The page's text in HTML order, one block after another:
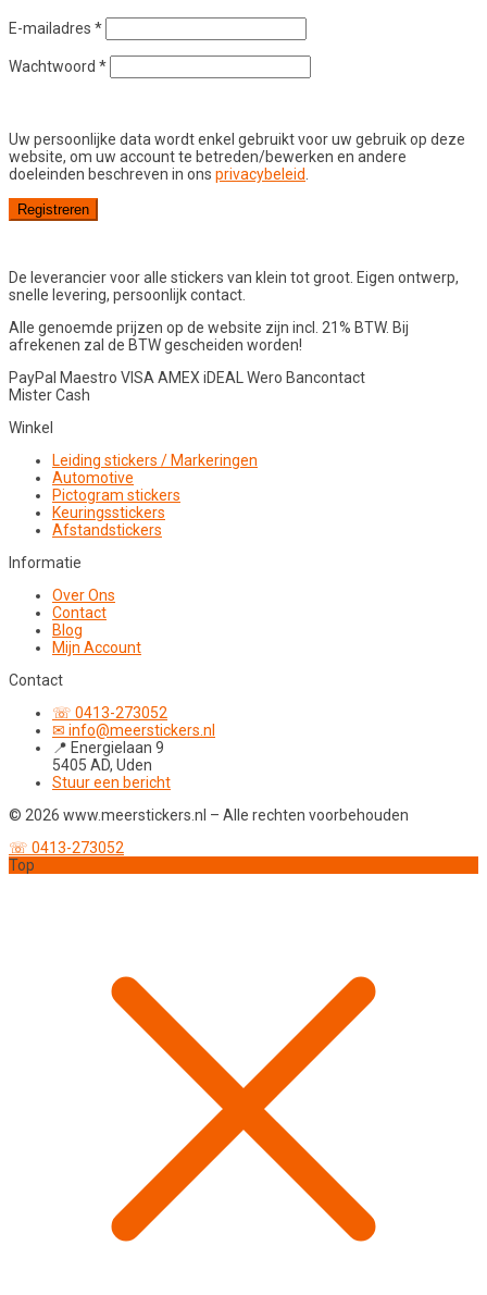
E-mailadres *Vereist
Wachtwoord *Vereist
Uw persoonlijke data wordt enkel gebruikt voor uw gebruik op deze
website, om uw account te betreden/bewerken en andere
doeleinden beschreven in ons privacybeleid
Registreren
De leverancier voor alle stickers van klein tot groot. Eigen ontwerp,
snelle levering, persoonlijk contact.
Alle genoemde prijzen op de website zijn incl. 21% BTW. Bij
afrekenen zal de BTW gescheiden worden!
PayPal Maestro VISA AMEX iDEAL Wero Bancontact
Mister Cash
Winkel
Leiding stickers / Markeringen
Automotive
Pictogram stickers
Keuringsstickers
Afstandstickers
Informatie
Over Ons
Contact
Blog
Mijn Account
Contact
☏ 0413-273052
✉ info@meerstickers.nl
📍 Energielaan 9
5405 AD, Uden
Stuur een bericht
© 2026 www.meerstickers.nl – Alle rechten voorbehouden
☏ 0413-273052
Top